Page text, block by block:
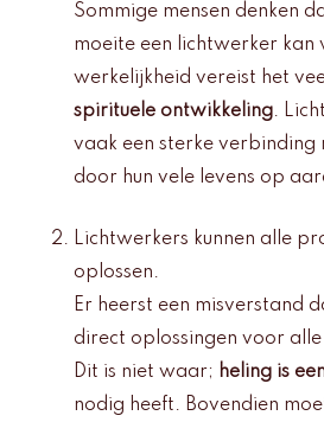
Sommige mensen denken
moeite een lichtwerker kan
werkelijkheid vereist het
spirituele ontwikkeling.
vaak een sterke verbinding
door hun vele levens op
Lichtwerkers kunnen alle
oplossen.
Er heerst een misverstand
direct oplossingen voor
Dit is niet waar; heling is
nodig heeft. Bovendien